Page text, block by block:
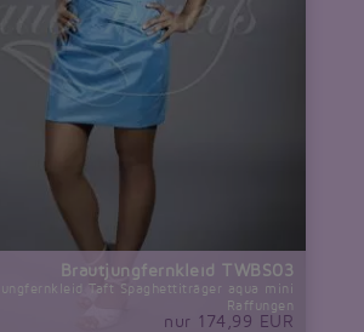
Brautjungfernkleid TWBS03
Taft Spaghettiträger aqua mini
Raffungen
nur 174,99 EUR